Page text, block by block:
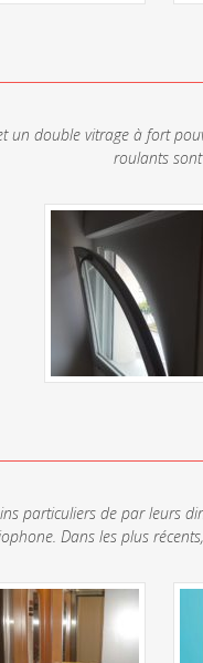
un double vitrage à fort
roulants
particuliers de par leurs
Dans les plus